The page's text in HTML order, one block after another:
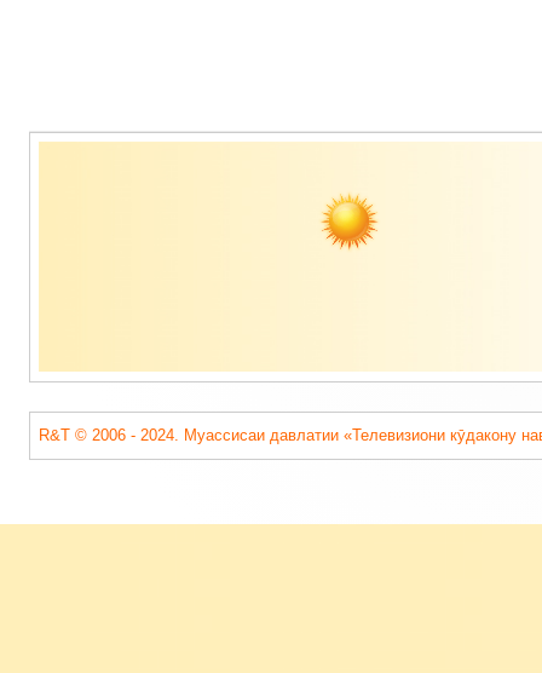
Содержимое
R&T © 2006 - 2024. Муассисаи давлатии «Телевизиони кӯдакону